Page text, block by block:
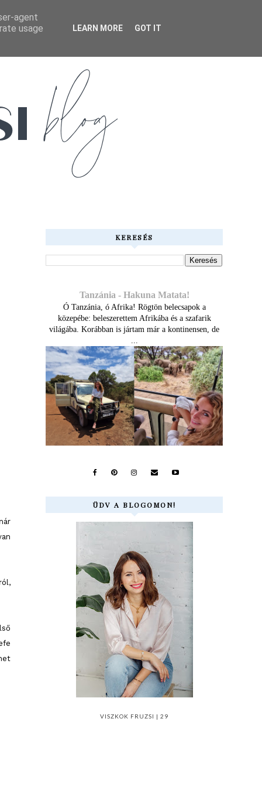
KERESÉS
Tanzánia - Hakuna Matata!
Ó Tanzánia, ó Afrika! Rögtön belecsapok a
közepébe: beleszerettem Afrikába és a szafarik
világába. Korábban is jártam már a kontinensen, de
...
ÜDV A BLOGOMON!
VISZKOK FRUZSI | 29
agent
usage
LEARN MORE GOT IT